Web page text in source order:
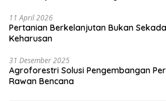
11 April 2026
Pertanian Berkelanjutan Bukan
Keharusan
31 Desember 2025
Agroforestri Solusi Pengembangan
Rawan Bencana